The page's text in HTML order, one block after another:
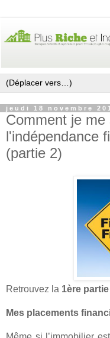
jeudi 18 novembre
Comment je
l'indépendance
(partie 2)
Retrouvez la 1ère
Mes placements